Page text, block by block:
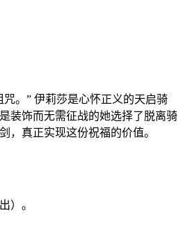
。” 伊莉莎是心怀正义的天启骑
装饰而无需征战的她选择了脱离骑
，真正实现这份祝福的价值。
）。